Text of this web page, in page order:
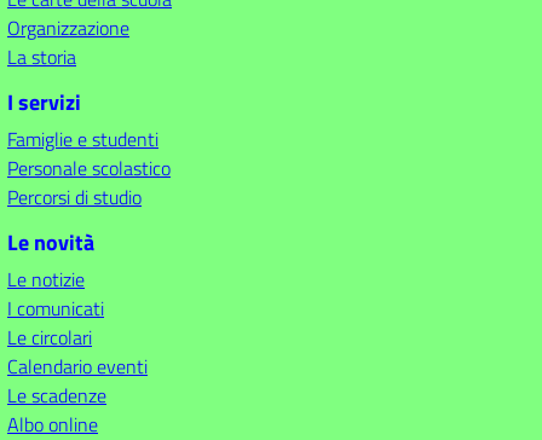
Organizzazione
La storia
I servizi
Famiglie e studenti
Personale scolastico
Percorsi di studio
Le novità
Le notizie
I comunicati
Le circolari
Calendario eventi
Le scadenze
Albo online